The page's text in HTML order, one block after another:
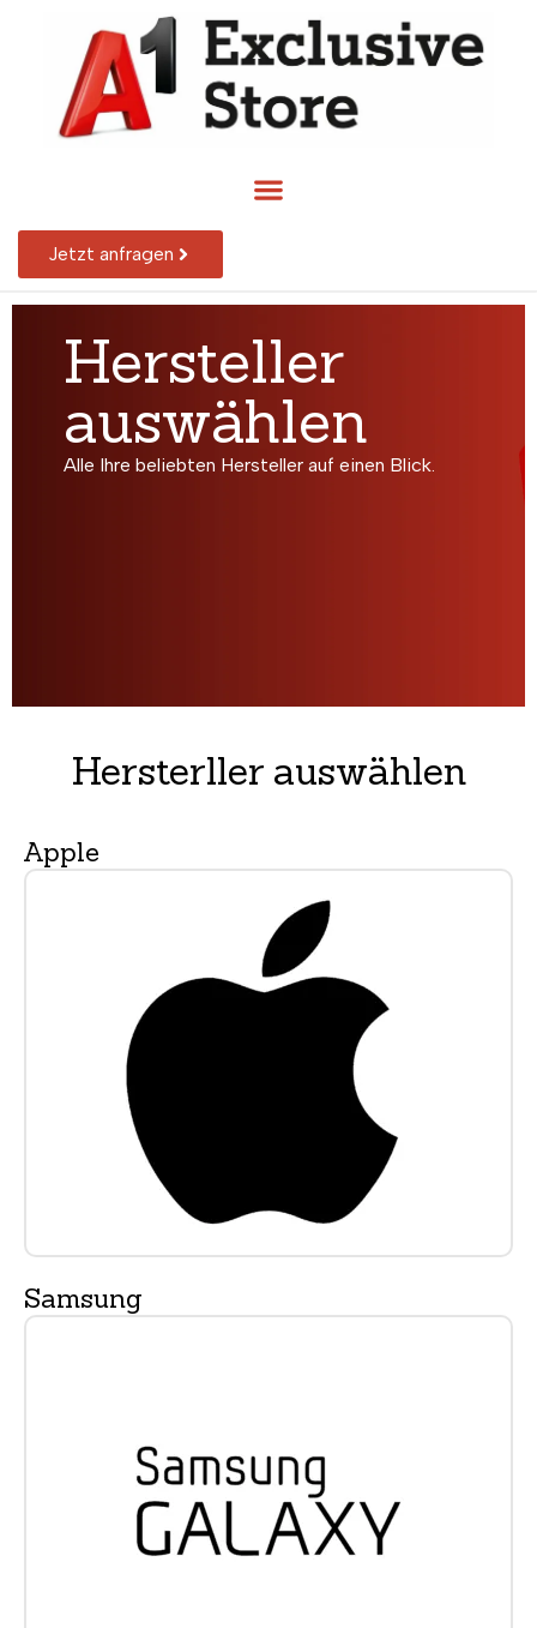
Jetzt anfragen
Hersteller
auswählen
Alle Ihre beliebten Hersteller auf einen Blick.
Hersterller auswählen
Apple
Samsung